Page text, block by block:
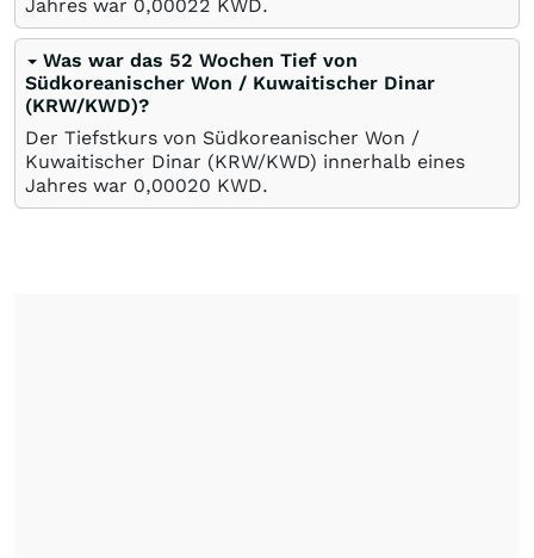
Jahres war 0,00022 KWD.
Was war das 52 Wochen Tief von
Südkoreanischer Won / Kuwaitischer Dinar
(KRW/KWD)?
Der Tiefstkurs von Südkoreanischer Won /
Kuwaitischer Dinar (KRW/KWD) innerhalb eines
Jahres war 0,00020 KWD.